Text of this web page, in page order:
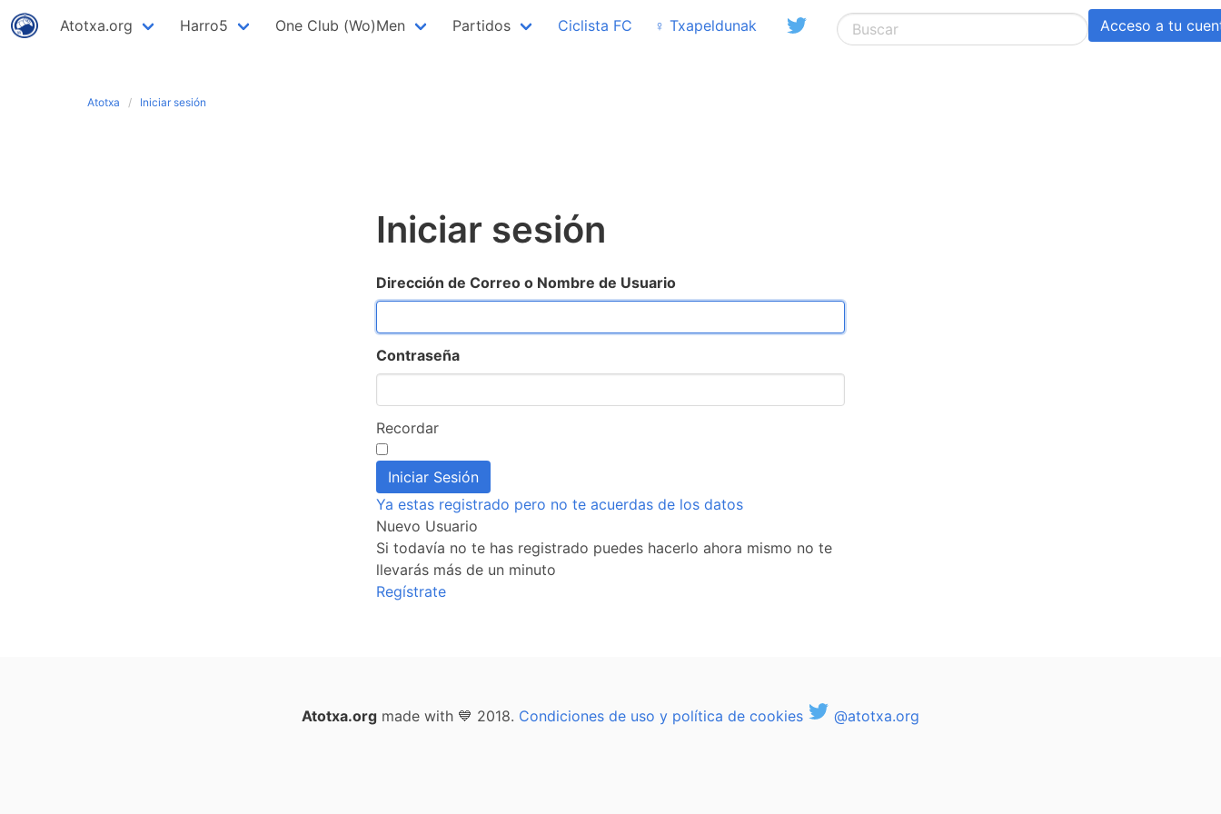
Atotxa.org Harro5 One Club (Wo)Men Partidos Ciclista FC ♀ Txapeldunak Acceso a tu
Atotxa Iniciar sesión
Iniciar sesión
Dirección de Correo o Nombre de Usuario
Contraseña
Recordar
Ya estas registrado pero no te acuerdas de los datos
Nuevo Usuario
Si todavía no te has registrado puedes hacerlo ahora mismo no te
llevarás más de un minuto
Regístrate
Atotxa.org made with 💙 2018. Condiciones de uso y política de cookies @atotxa.org